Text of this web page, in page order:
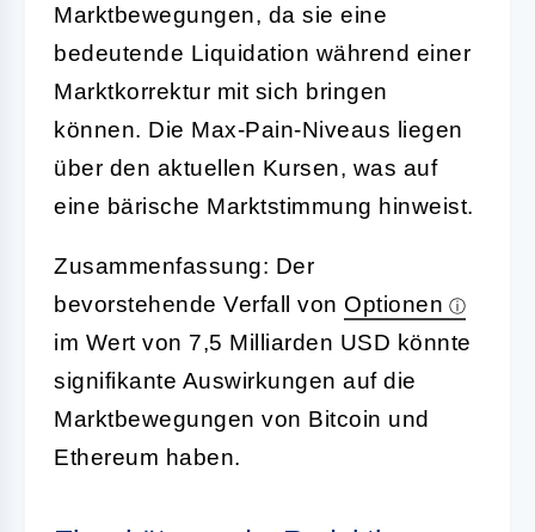
Marktbewegungen, da sie eine
bedeutende Liquidation während einer
Marktkorrektur mit sich bringen
können. Die Max-Pain-Niveaus liegen
über den aktuellen Kursen, was auf
eine bärische Marktstimmung hinweist.
Zusammenfassung: Der
bevorstehende Verfall von Optionen
im Wert von 7,5 Milliarden USD könnte
signifikante Auswirkungen auf die
Marktbewegungen von Bitcoin und
Ethereum haben.